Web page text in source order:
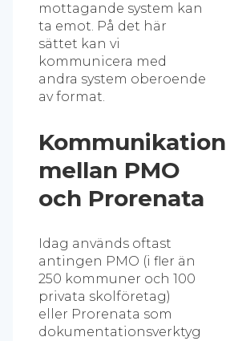
mottagande system kan
ta emot. På det här
sättet kan vi
kommunicera med
andra system oberoende
av format.
Kommunikation
mellan PMO
och Prorenata
Idag används oftast
antingen PMO (i fler än
250 kommuner och 100
privata skolföretag)
eller Prorenata som
dokumentationsverktyg